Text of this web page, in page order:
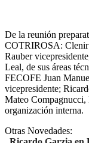
De la reunión
COTRIROSA: Clenir
Rauber
Leal, de sus áreas
FECOFE Juan
vicepresidente;
Mateo Compagnucci,
organización interna.
Otras Novedades: